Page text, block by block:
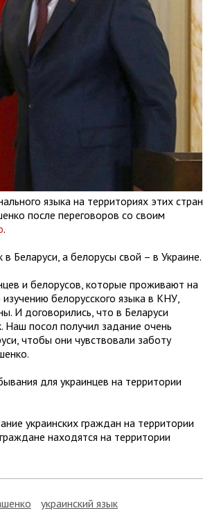
языка на территориях этих стран
после переговоров со своим
.
Беларуси, а белорусы свой – в Украине.
и белорусов, которые проживают на
белорусского языка в КНУ,
И договорились, что в Беларуси
Наш посол получил задание очень
чтобы они чувствовали заботу
для украинцев на территории
украинских граждан на территории
находятся на территории
украинский язык